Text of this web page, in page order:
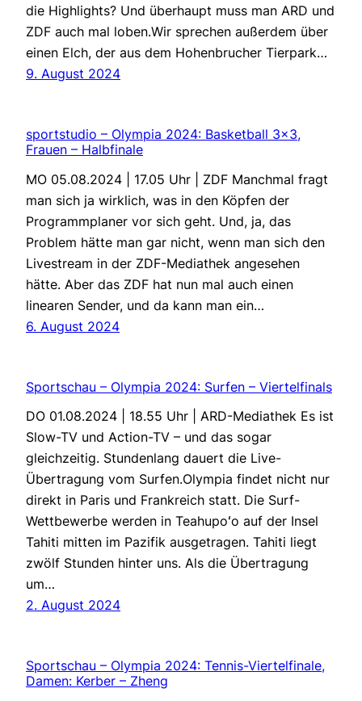
die Highlights? Und überhaupt muss man ARD und
ZDF auch mal loben.Wir sprechen außerdem über
einen Elch, der aus dem Hohenbrucher Tierpark…
9. August 2024
sportstudio – Olympia 2024: Basketball 3×3,
Frauen – Halbfinale
MO 05.08.2024 | 17.05 Uhr | ZDF Manchmal fragt
man sich ja wirklich, was in den Köpfen der
Programmplaner vor sich geht. Und, ja, das
Problem hätte man gar nicht, wenn man sich den
Livestream in der ZDF-Mediathek angesehen
hätte. Aber das ZDF hat nun mal auch einen
linearen Sender, und da kann man ein…
6. August 2024
Sportschau – Olympia 2024: Surfen – Viertelfinals
DO 01.08.2024 | 18.55 Uhr | ARD-Mediathek Es ist
Slow-TV und Action-TV – und das sogar
gleichzeitig. Stundenlang dauert die Live-
Übertragung vom Surfen.Olympia findet nicht nur
direkt in Paris und Frankreich statt. Die Surf-
Wettbewerbe werden in Teahupoʻo auf der Insel
Tahiti mitten im Pazifik ausgetragen. Tahiti liegt
zwölf Stunden hinter uns. Als die Übertragung
um…
2. August 2024
Sportschau – Olympia 2024: Tennis-Viertelfinale,
Damen: Kerber – Zheng